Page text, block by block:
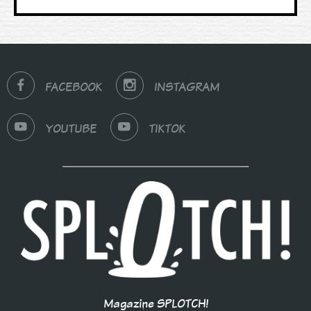
FACEBOOK INSTAGRAM
YOUTUBE TIKTOK
Magazine SPLOTCH!